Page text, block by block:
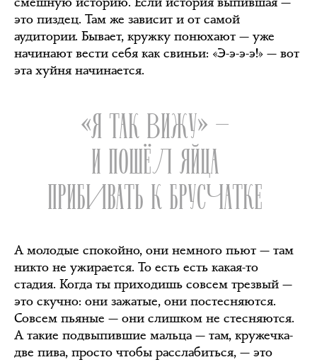
это пиздец. Там же зависит и от самой
аудитории. Бывает, кружку понюхают — уже
начинают вести себя как свиньи: «Э-э-э-э!» — вот
эта хуйня начинается.
«Я ТАК ВИЖУ» —
И ПОШЁЛ ЯЙЦА
ПРИБИВАТЬ К БРУСЧАТКЕ
А молодые спокойно, они немного пьют — там
никто не ужирается. То есть есть какая-то
стадия. Когда ты приходишь совсем трезвый —
это скучно: они зажатые, они постесняются.
Совсем пьяные — они слишком не стесняются.
А такие подвыпившие мальца — там, кружечка-
две пива, просто чтобы расслабиться, — это